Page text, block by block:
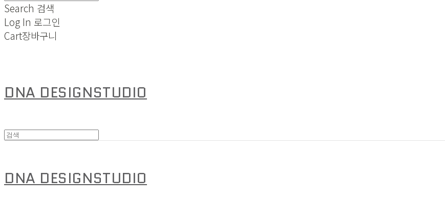
Search 검색
Log In 로그인
Cart장바구니
DNA DESIGNSTUDIO
DNA DESIGNSTUDIO